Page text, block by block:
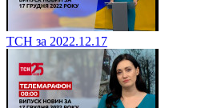
ТСН за 2022.12.17